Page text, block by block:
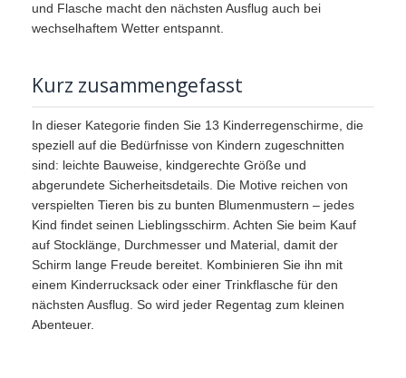
und Flasche macht den nächsten Ausflug auch bei
wechselhaftem Wetter entspannt.
Kurz zusammengefasst
In dieser Kategorie finden Sie 13 Kinderregenschirme, die
speziell auf die Bedürfnisse von Kindern zugeschnitten
sind: leichte Bauweise, kindgerechte Größe und
abgerundete Sicherheitsdetails. Die Motive reichen von
verspielten Tieren bis zu bunten Blumenmustern – jedes
Kind findet seinen Lieblingsschirm. Achten Sie beim Kauf
auf Stocklänge, Durchmesser und Material, damit der
Schirm lange Freude bereitet. Kombinieren Sie ihn mit
einem Kinderrucksack oder einer Trinkflasche für den
nächsten Ausflug. So wird jeder Regentag zum kleinen
Abenteuer.